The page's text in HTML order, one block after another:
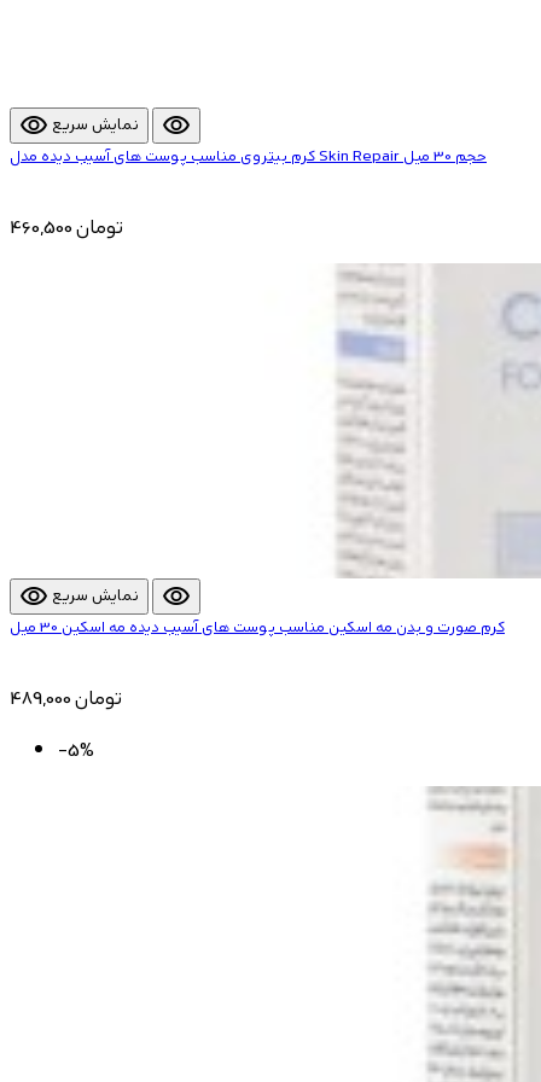
visibility نمایش سریع visibility
کرم بیتروی مناسب پوست های آسیب دیده مدل Skin Repair حجم 30 میل
460,500 تومان
visibility نمایش سریع visibility
کرم صورت و بدن مه اسکین مناسب پوست های آسیب دیده مه اسکین 30 میل
489,000 تومان
-5%